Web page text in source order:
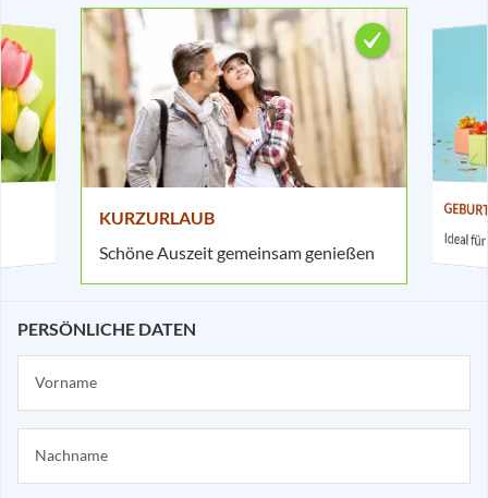
KURZURLAUB
Schöne Auszeit gemeinsam genießen
Ideal
PERSÖNLICHE DATEN